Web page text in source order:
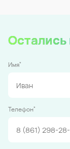
Имя*
Телефон*